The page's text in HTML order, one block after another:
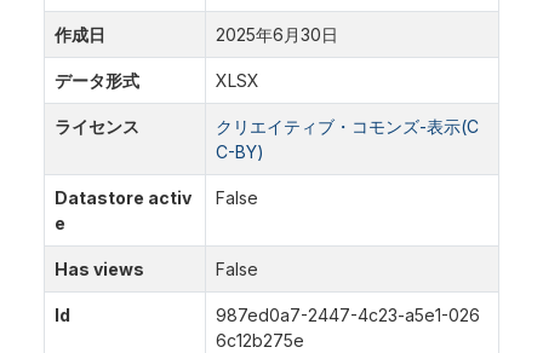
作成日 2025年6月30日
データ形式 XLSX
ライセンス
クリエイティブ・コモンズ-表示(C
C-BY)
Datastore activ
e
False
Has views False
Id
987ed0a7-2447-4c23-a5e1-026
6c12b275e